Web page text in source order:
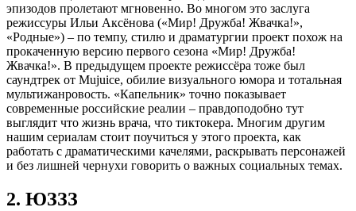
эпизодов пролетают мгновенно. Во многом это заслуга
режиссуры Ильи Аксёнова («Мир! Дружба! Жвачка!»,
«Родные») – по темпу, стилю и драматургии проект похож на
прокаченную версию первого сезона «Мир! Дружба!
Жвачка!». В предыдущем проекте режиссёра тоже был
саундтрек от Mujuice, обилие визуального юмора и тотальная
мультижанровость. «Капельник» точно показывает
современные российские реалии – правдоподобно тут
выглядит что жизнь врача, что тиктокера. Многим другим
нашим сериалам стоит поучиться у этого проекта, как
работать с драматическими качелями, раскрывать персонажей
и без лишней чернухи говорить о важных социальных темах.
2. ЮЗЗЗ